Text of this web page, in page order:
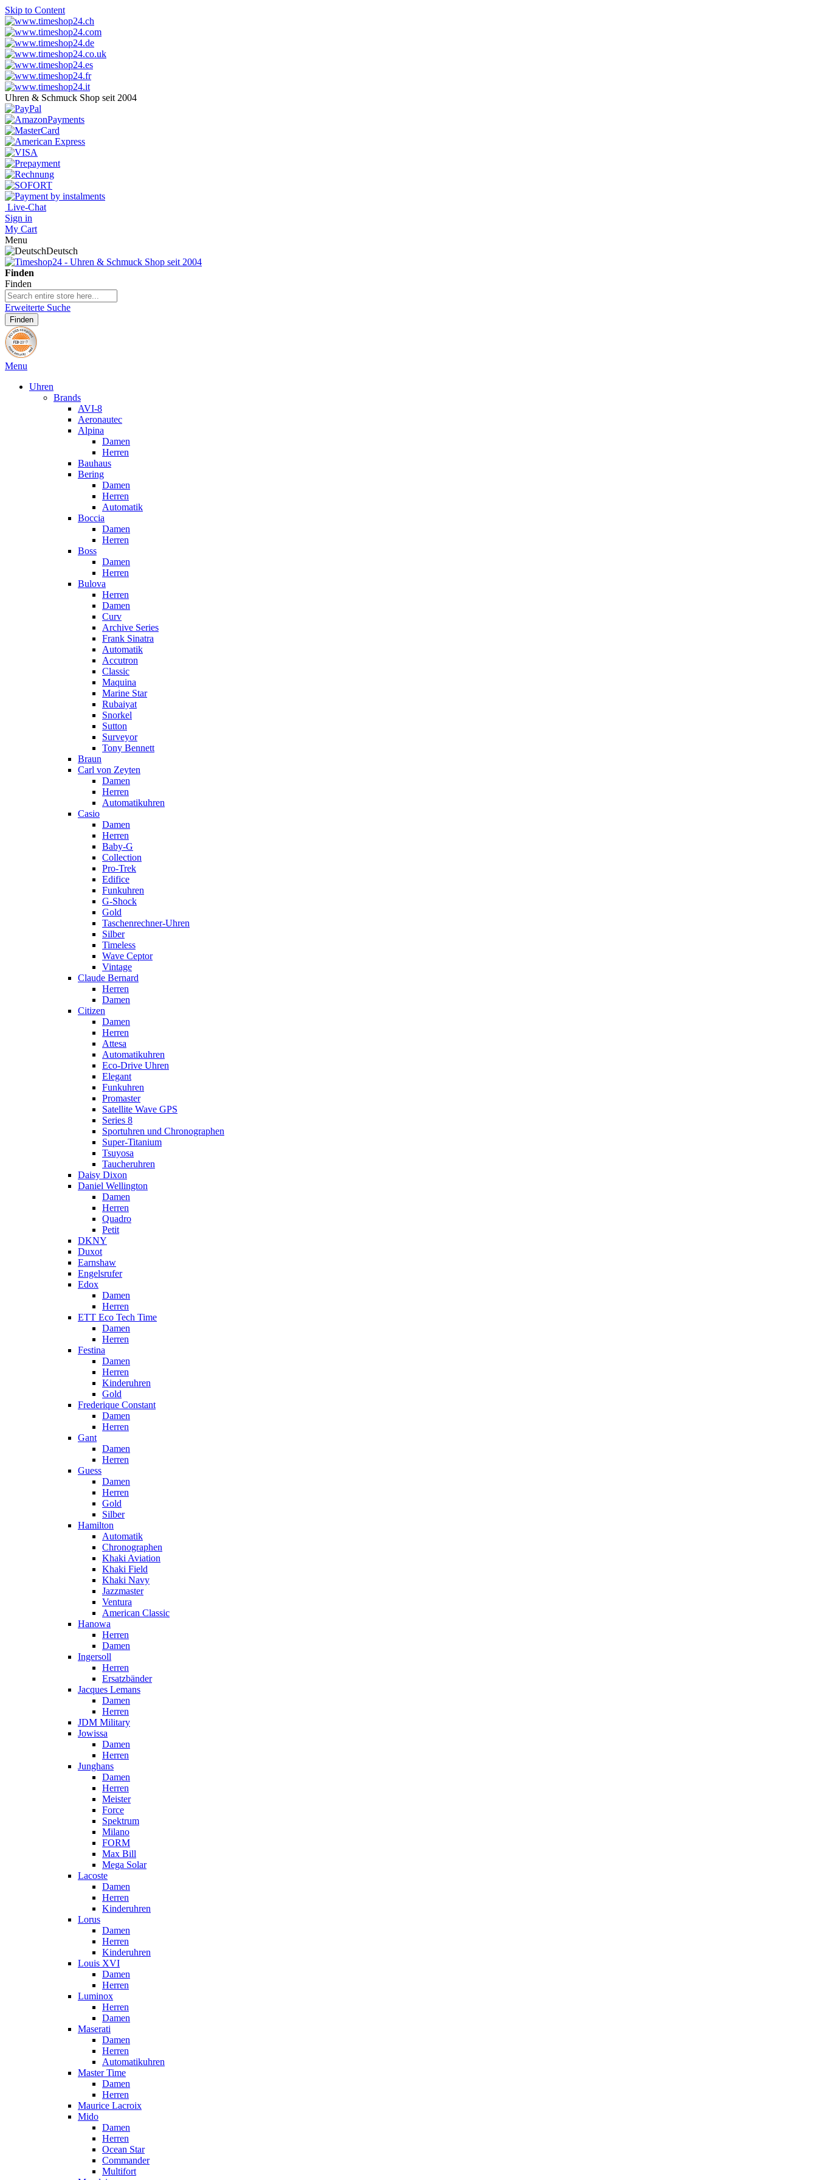
Skip to Content
Uhren & Schmuck Shop seit 2004
Live-Chat
Sign in
My Cart
Menu
Deutsch
Finden
Finden
Erweiterte Suche
Finden
Menu
Uhren
Brands
AVI-8
Aeronautec
Alpina
Damen
Herren
Bauhaus
Bering
Damen
Herren
Automatik
Boccia
Damen
Herren
Boss
Damen
Herren
Bulova
Herren
Damen
Curv
Archive Series
Frank Sinatra
Automatik
Accutron
Classic
Maquina
Marine Star
Rubaiyat
Snorkel
Sutton
Surveyor
Tony Bennett
Braun
Carl von Zeyten
Damen
Herren
Automatikuhren
Casio
Damen
Herren
Baby-G
Collection
Pro-Trek
Edifice
Funkuhren
G-Shock
Gold
Taschenrechner-Uhren
Silber
Timeless
Wave Ceptor
Vintage
Claude Bernard
Herren
Damen
Citizen
Damen
Herren
Attesa
Automatikuhren
Eco-Drive Uhren
Elegant
Funkuhren
Promaster
Satellite Wave GPS
Series 8
Sportuhren und Chronographen
Super-Titanium
Tsuyosa
Taucheruhren
Daisy Dixon
Daniel Wellington
Damen
Herren
Quadro
Petit
DKNY
Duxot
Earnshaw
Engelsrufer
Edox
Damen
Herren
ETT Eco Tech Time
Damen
Herren
Festina
Damen
Herren
Kinderuhren
Gold
Frederique Constant
Damen
Herren
Gant
Damen
Herren
Guess
Damen
Herren
Gold
Silber
Hamilton
Automatik
Chronographen
Khaki Aviation
Khaki Field
Khaki Navy
Jazzmaster
Ventura
American Classic
Hanowa
Herren
Damen
Ingersoll
Herren
Ersatzbänder
Jacques Lemans
Damen
Herren
JDM Military
Jowissa
Damen
Herren
Junghans
Damen
Herren
Meister
Force
Spektrum
Milano
FORM
Max Bill
Mega Solar
Lacoste
Damen
Herren
Kinderuhren
Lorus
Damen
Herren
Kinderuhren
Louis XVI
Damen
Herren
Luminox
Herren
Damen
Maserati
Damen
Herren
Automatikuhren
Master Time
Damen
Herren
Maurice Lacroix
Mido
Damen
Herren
Ocean Star
Commander
Multifort